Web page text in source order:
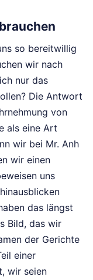
so bereitwillig
wir nach
nur das
Die Antwort
von
als eine Art
wir bei Mr. Anh
wir einen
uns
das längst
Bild, das wir
der Gerichte
einer
wir seien